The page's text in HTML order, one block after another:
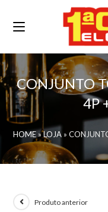
CONJUNTO
4P
HOME »LOJA »
Produto anterior